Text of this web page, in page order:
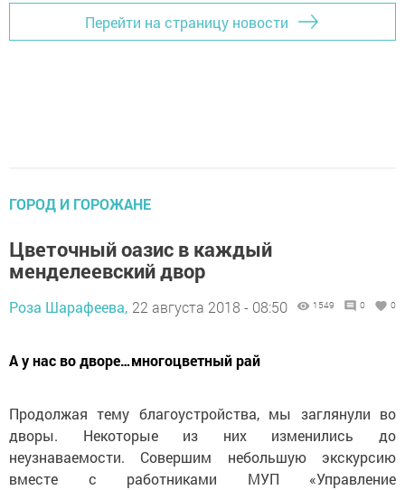
Перейти на страницу новости
ГОРОД И ГОРОЖАНЕ
Цветочный оазис в каждый
менделеевский двор
Роза Шарафеева, 22 августа 2018 - 08:50 1549 0 0
А у нас во дворе…многоцветный рай
Продолжая тему благоустройства, мы заглянули во
дворы. Некоторые из них изменились до
неузнаваемости. Совершим небольшую экскурсию
вместе с работниками МУП «Управление